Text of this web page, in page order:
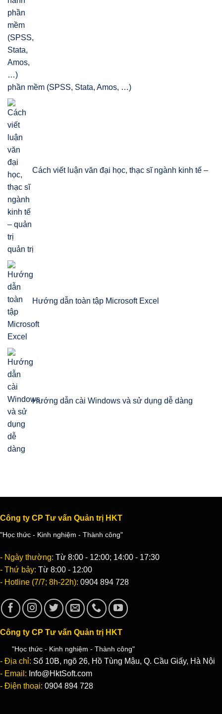
phần mềm (SPSS, Stata, Amos, …)
Cách viết luận văn đại học, thạc sĩ ngành kinh tế –
quản trị
Hướng dẫn toàn tập Microsoft Excel
Hướng dẫn cài Windows và sử dụng dễ dàng
Công ty CP Tư vấn Quản trị HKT
"Học thức - Kinh nghiệm - Thành công"
- Ngày thường: Từ 8:00 - 12:00; 14:00 - 17:30
- Thứ bảy: Từ 8:00 - 12:00
- Hotline (7/7; 8h-22h): 0904 894 728
Công ty CP Tư vấn Quản trị HKT
"Học thức - Kinh nghiệm - Thành công"
- Địa chỉ: Số 10B, ngõ 26, Hồ Tùng Mậu, Q. Cầu Giấy, Hà Nội
- Email: Info@HktSoft.com
- Điện thoại: 0904 894 728